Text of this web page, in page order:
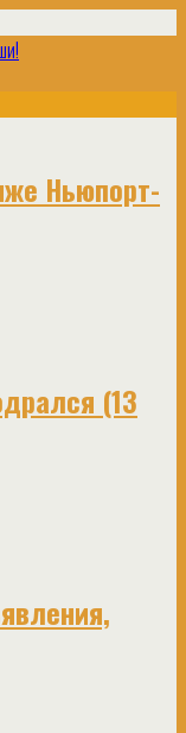
Ньюпорт-
(13